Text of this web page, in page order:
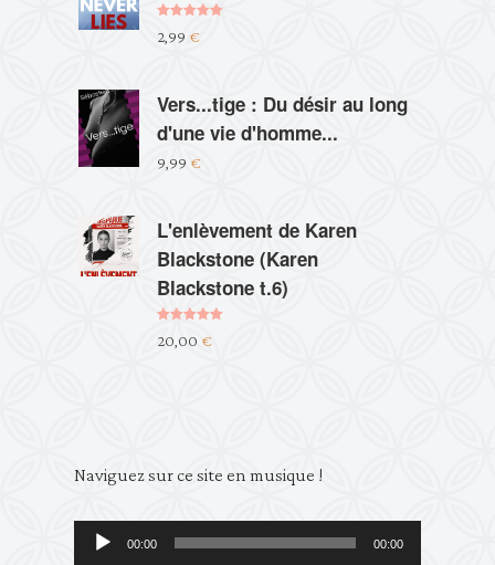
sur 5
2,99 €
Vers...tige : Du désir au long
d'une vie d'homme...
9,99 €
L'enlèvement de Karen
Blackstone (Karen
Blackstone t.6)
sur 5
20,00 €
Naviguez sur ce site en musique !
00:00 00:00